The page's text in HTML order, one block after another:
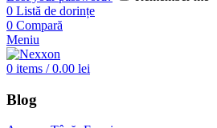
0 Listă de dorințe
0 Compară
Meniu
0 items / 0.00 lei
Blog